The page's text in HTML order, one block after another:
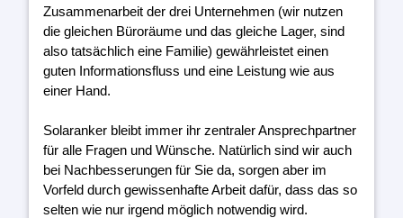
Zusammenarbeit der drei Unternehmen (wir nutzen
die gleichen Büroräume und das gleiche Lager, sind
also tatsächlich eine Familie) gewährleistet einen
guten Informationsfluss und eine Leistung wie aus
einer Hand.
Solaranker bleibt immer ihr zentraler Ansprechpartner
für alle Fragen und Wünsche. Natürlich sind wir auch
bei Nachbesserungen für Sie da, sorgen aber im
Vorfeld durch gewissenhafte Arbeit dafür, dass das so
selten wie nur irgend möglich notwendig wird.